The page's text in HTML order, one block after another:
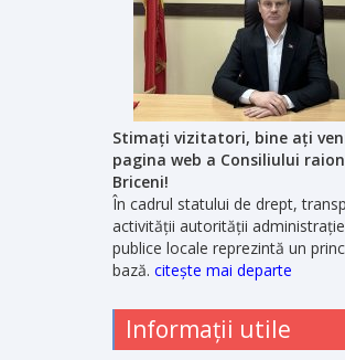
Stimați vizitatori, bine ați
pagina web a Consiliului
Briceni!
În cadrul statului de drept,
activității autorității
publice locale reprezintă un
bază. citește mai departe
Informații utile